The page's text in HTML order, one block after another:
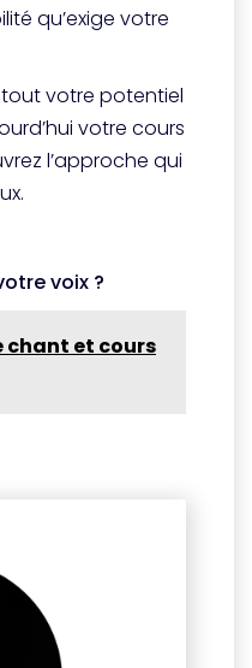
qu’exige votre
votre potentiel
votre cours
l’approche qui
voix ?
chant et cours